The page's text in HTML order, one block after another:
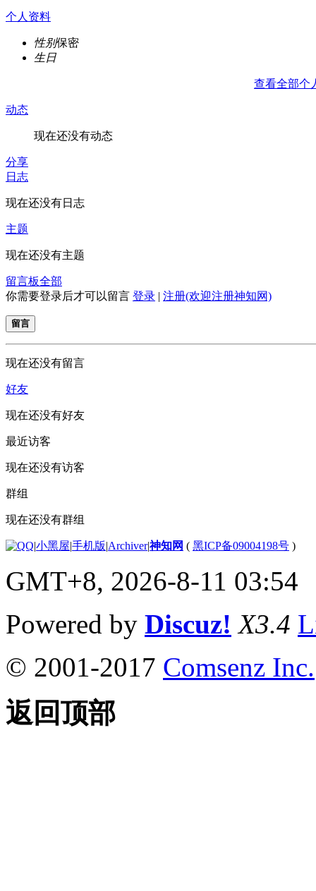
个人资料
性别保密
生日
查看全部个
动态
现在还没有动态
分享
日志
现在还没有日志
主题
现在还没有主题
留言板全部
你需要登录后才可以留言 登录 | 注册(欢迎注册神知网)
留言
现在还没有留言
好友
现在还没有好友
最近访客
现在还没有访客
群组
现在还没有群组
|小黑屋|手机版|Archiver|神知网 ( 黑ICP备09004198号 )
GMT+8, 2026-8-11 03:54
Powered by Discuz! X3.4
© 2001-2017 Comsenz Inc.
返回顶部